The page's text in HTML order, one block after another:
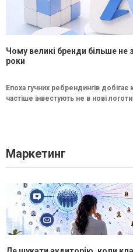
Чому великі бренди більше
роки
Епоха гучних ребрендингів
частіше інвестують не в нові
Маркетинг